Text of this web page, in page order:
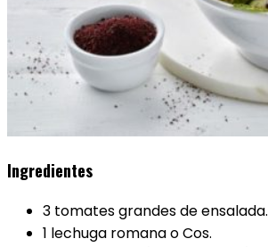
Ingredientes
3 tomates grandes de ensalada.
1 lechuga romana o Cos.